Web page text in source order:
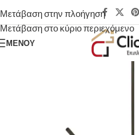
Μετάβαση στην πλοήγηση
Μετάβαση στο κύριο περιεχόμενο
ΜΕΝΟΎ